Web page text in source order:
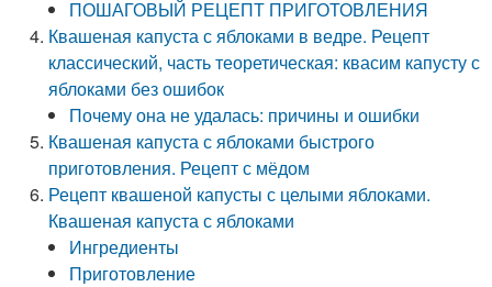
ПОШАГОВЫЙ РЕЦЕПТ ПРИГОТОВЛЕНИЯ
Квашеная капуста с яблоками в ведре. Рецепт
классический, часть теоретическая: квасим капусту с
яблоками без ошибок
Почему она не удалась: причины и ошибки
Квашеная капуста с яблоками быстрого
приготовления. Рецепт с мёдом
Рецепт квашеной капусты с целыми яблоками.
Квашеная капуста с яблоками
Ингредиенты
Приготовление